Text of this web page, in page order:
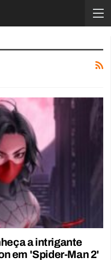
a intrigante
em 'Spider-Man 2'